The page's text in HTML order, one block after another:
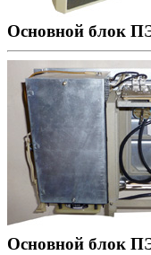
Основной блок
Основной блок